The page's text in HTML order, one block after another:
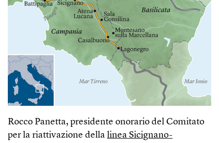
Rocco Panetta, presidente onorario del Comitato
per la riattivazione della linea Sicignano-